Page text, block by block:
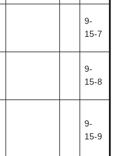
9-
15-7
9-
15-8
9-
15-9